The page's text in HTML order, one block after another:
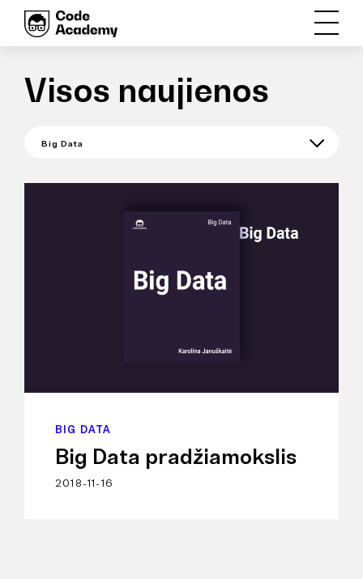
Visos naujienos
BIG DATA
Big Data pradžiamokslis
2018-11-16